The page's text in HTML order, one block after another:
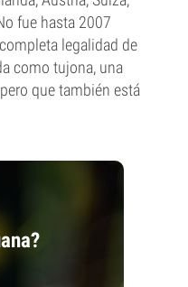
fue hasta 2007
legalidad de
como tujona, una
que también está